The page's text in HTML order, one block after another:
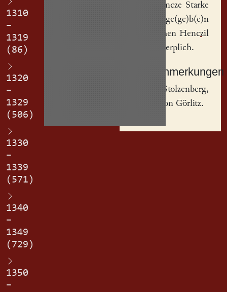
1310
–
1319
(86)
1320
–
1329
(506)
1330
–
1339
(571)
1340
–
1349
(729)
1350
–
ha[t] Cuncze Starke
wedir uf ge(ge)b(e)n
den garthen Henczil
erplich.
Sachanmerkungen
] Stolzenberg,
östlich von Görlitz.